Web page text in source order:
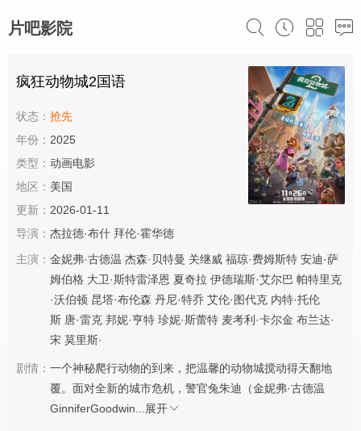
片吧影院
疯狂动物城2国语
状态： 抢先
年份： 2025
类型： 动画电影
地区： 美国
更新： 2026-01-11
导演： 杰拉德·布什 拜伦·霍华德
主演： 金妮弗·古德温 杰森·贝特曼 关继威 福琼·费姆斯特 安迪·萨
姆伯格 大卫·斯特雷泽恩 夏奇拉 伊德瑞斯·艾尔巴 帕特里克
·沃伯顿 昆塔·布伦森 丹尼·特乔 艾伦·图代克 内特·托伦
斯 唐·雷克 邦妮·亨特 珍妮·斯蕾特 麦考利·卡尔金 布兰达·
宋 莫里斯·
剧情： 一个神秘爬行动物的到来，把温馨的动物城搅动得天翻地
覆。面对全新的城市危机，警官兔朱迪（金妮弗·古德温
GinniferGoodwin...
展开